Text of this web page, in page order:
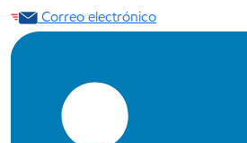
Correo electrónico